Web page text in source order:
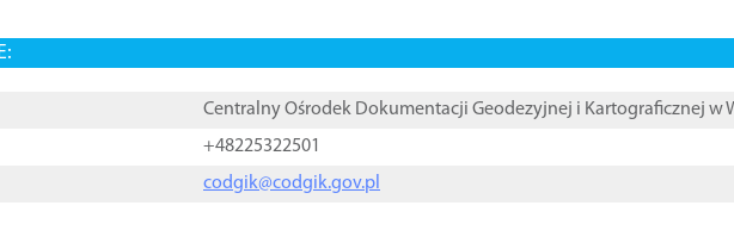
Centralny Ośrodek Dokumentacji Geodezyjnej i Kartograficznej w
+48225322501
codgik@codgik.gov.pl